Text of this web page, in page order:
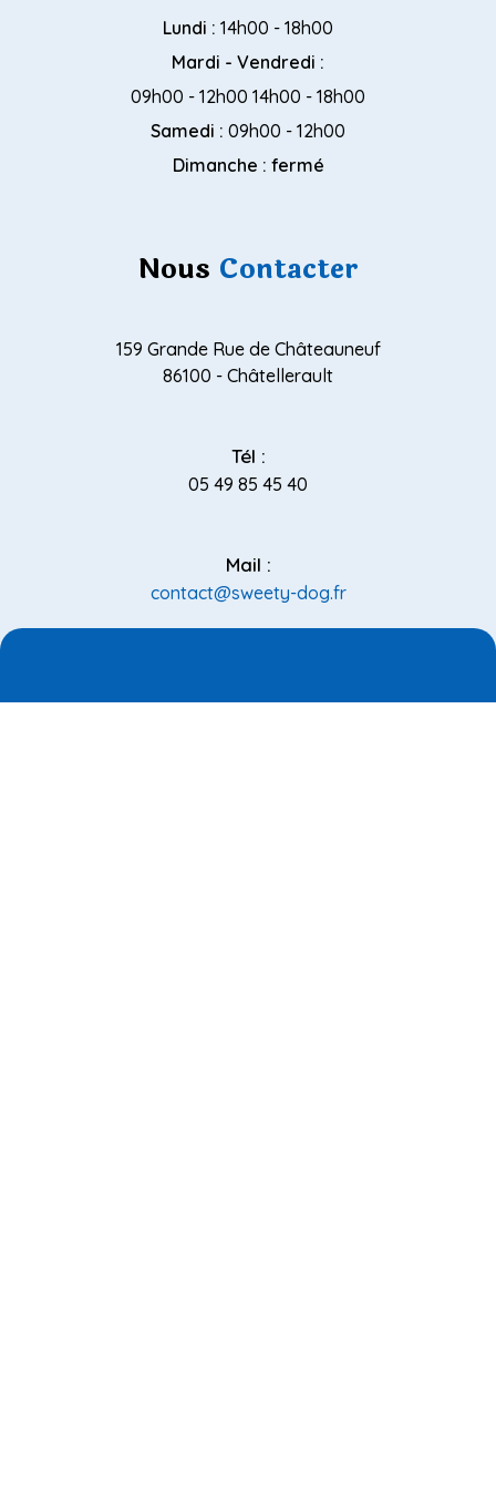
Nous Contacter
159 Grande Rue de Châteauneuf
86100 - Châtellerault
Tél :
05 49 85 45 40
Mail :
contact@sweety-dog.fr
Lundi : 14h00 - 18h00
Mardi - Vendredi :
09h00 - 12h00 14h00 - 18h00
Samedi : 09h00 - 12h00
Dimanche : fermé